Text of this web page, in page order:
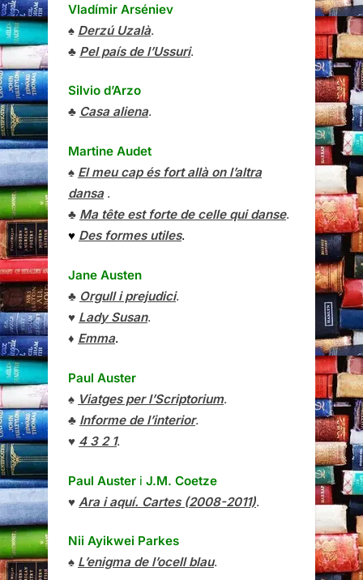
Vladímir Arséniev
♠ Derzú Uzalà.
♣ Pel país de l’Ussuri.
Silvio d’Arzo
♣ Casa aliena.
Martine Audet
♠ El meu cap és fort allà on l’altra
dansa.
♣ Ma tête est forte de celle qui danse.
♥ Des formes utiles.
Jane Austen
♣ Orgull i prejudici.
♥ Lady Susan.
♦ Emma.
Paul Auster
♠ Viatges per l’Scriptorium.
♣ Informe de l’interior.
♥ 4 3 2 1.
Paul Auster i J.M. Coetze
♥ Ara i aquí. Cartes (2008-2011).
Nii Ayikwei Parkes
♠ L’enigma de l’ocell blau.